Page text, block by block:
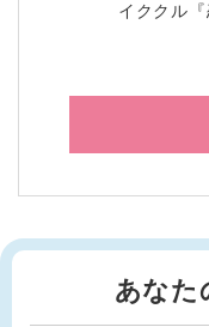
イククル
あなた